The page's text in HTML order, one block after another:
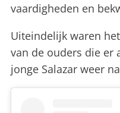
vaardigheden en
Uiteindelijk waren
van de ouders die er
jonge Salazar weer